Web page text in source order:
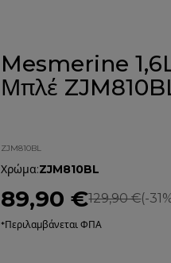
Mesmerine
Μπλέ
ZJM810BL
Χρώμα:ZJM810BL
89,90 €129,90 €(-
*Περιλαμβάνεται ΦΠΑ